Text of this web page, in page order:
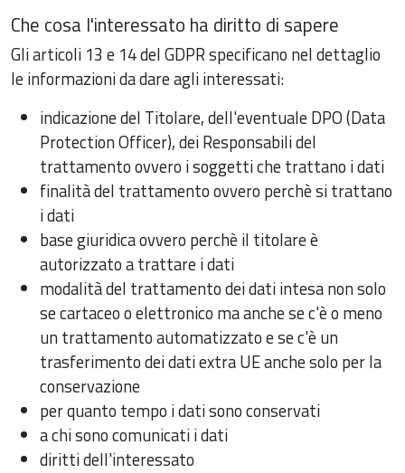
Che cosa l'interessato ha diritto di sapere
Gli articoli 13 e 14 del GDPR specificano nel dettaglio
le informazioni da dare agli interessati:
indicazione del Titolare, dell'eventuale DPO (Data
Protection Officer), dei Responsabili del
trattamento ovvero i soggetti che trattano i dati
finalità del trattamento ovvero perchè si trattano
i dati
base giuridica ovvero perchè il titolare è
autorizzato a trattare i dati
modalità del trattamento dei dati intesa non solo
se cartaceo o elettronico ma anche se c'è o meno
un trattamento automatizzato e se c'è un
trasferimento dei dati extra UE anche solo per la
conservazione
per quanto tempo i dati sono conservati
a chi sono comunicati i dati
diritti dell'interessato